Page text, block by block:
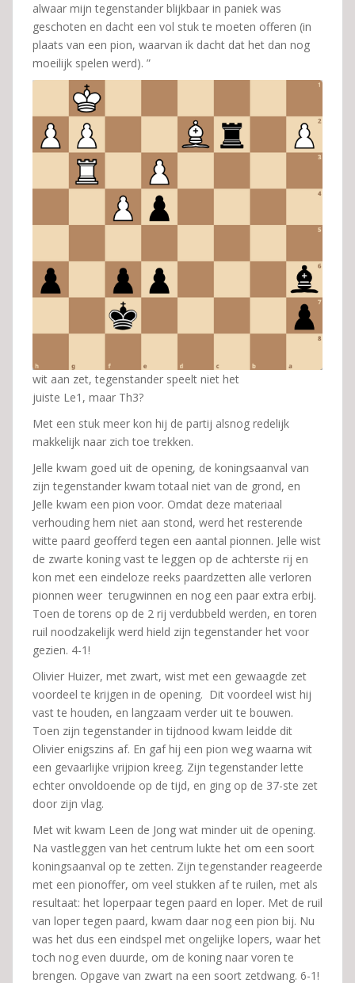
alwaar mijn tegenstander blijkbaar in paniek was
geschoten en dacht een vol stuk te moeten offeren (in
plaats van een pion, waarvan ik dacht dat het dan nog
moeilijk spelen werd). ”
wit aan zet, tegenstander speelt niet het
juiste Le1, maar Th3?
Met een stuk meer kon hij de partij alsnog redelijk
makkelijk naar zich toe trekken.
Jelle kwam goed uit de opening, de koningsaanval van
zijn tegenstander kwam totaal niet van de grond, en
Jelle kwam een pion voor. Omdat deze materiaal
verhouding hem niet aan stond, werd het resterende
witte paard geofferd tegen een aantal pionnen. Jelle wist
de zwarte koning vast te leggen op de achterste rij en
kon met een eindeloze reeks paardzetten alle verloren
pionnen weer terugwinnen en nog een paar extra erbij.
Toen de torens op de 2 rij verdubbeld werden, en toren
ruil noodzakelijk werd hield zijn tegenstander het voor
gezien. 4-1!
Olivier Huizer, met zwart, wist met een gewaagde zet
voordeel te krijgen in de opening. Dit voordeel wist hij
vast te houden, en langzaam verder uit te bouwen.
Toen zijn tegenstander in tijdnood kwam leidde dit
Olivier enigszins af. En gaf hij een pion weg waarna wit
een gevaarlijke vrijpion kreeg. Zijn tegenstander lette
echter onvoldoende op de tijd, en ging op de 37-ste zet
door zijn vlag.
Met wit kwam Leen de Jong wat minder uit de opening.
Na vastleggen van het centrum lukte het om een soort
koningsaanval op te zetten. Zijn tegenstander reageerde
met een pionoffer, om veel stukken af te ruilen, met als
resultaat: het loperpaar tegen paard en loper. Met de ruil
van loper tegen paard, kwam daar nog een pion bij. Nu
was het dus een eindspel met ongelijke lopers, waar het
toch nog even duurde, om de koning naar voren te
brengen. Opgave van zwart na een soort zetdwang. 6-1!